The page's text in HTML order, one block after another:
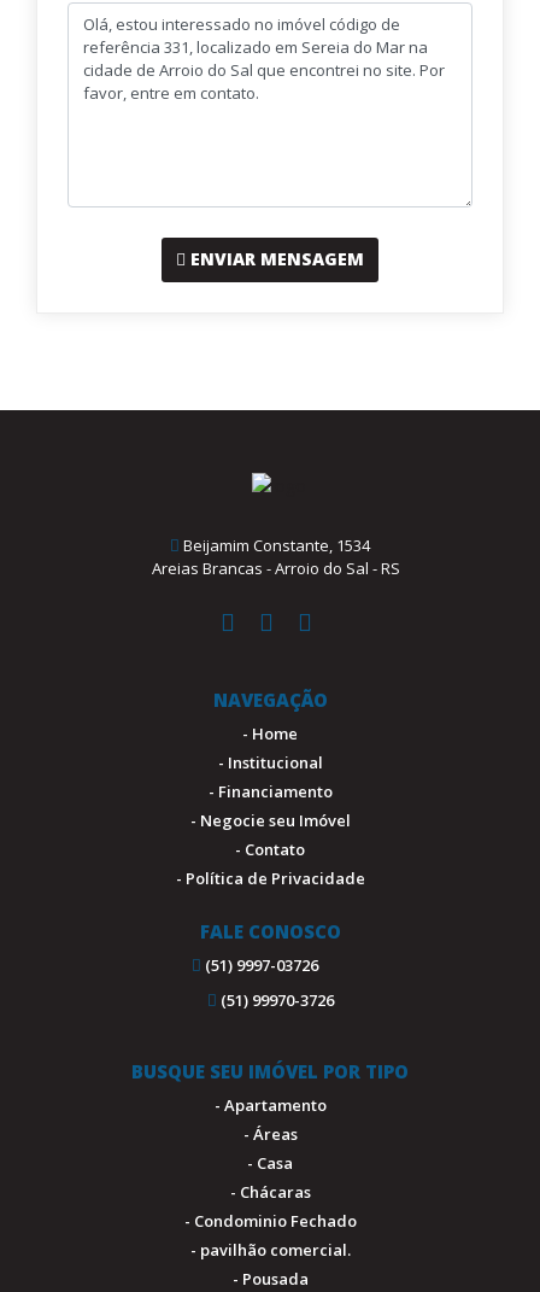
ENVIAR MENSAGEM
Beijamim Constante, 1534
Areias Brancas - Arroio do Sal - RS
NAVEGAÇÃO
- Home
- Institucional
- Financiamento
- Negocie seu Imóvel
- Contato
- Política de Privacidade
FALE CONOSCO
(51) 9997-03726
(51) 99970-3726
BUSQUE SEU IMÓVEL POR TIPO
- Apartamento
- Áreas
- Casa
- Chácaras
- Condominio Fechado
- pavilhão comercial.
- Pousada